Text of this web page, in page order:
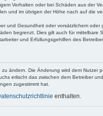
Verhalten oder bei Schäden aus der
und im übrigen der Höhe nach auf die
und Gesundheit oder vorsätzlichem
begrenzt. Dies gilt auch für mittelbare
und Erfüllungsgehilfen des
ändern. Die Änderung wird dem Nutzer
erlischt das zwischen dem Betreiber
zugestimmt hat.
enthalten.